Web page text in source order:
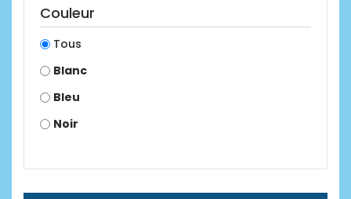
Couleur
Tous
Blanc
Bleu
Noir